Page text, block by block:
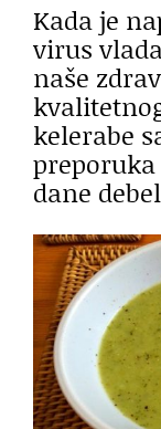
Kada je
virus
naše
kelerabe
dane